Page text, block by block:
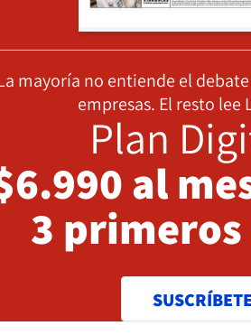
mayoría no entiende el
empresas. El resto lee
Plan
al
3 primeros
SUSCRÍBETE